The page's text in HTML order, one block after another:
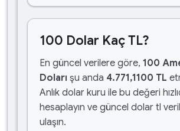
100 Dolar Kaç TL?
En güncel verilere göre, 100
Doları şu anda 4.771,1100 TL
Anlık dolar kuru ile bu değeri
hesaplayın ve güncel dolar tl
ulaşın.